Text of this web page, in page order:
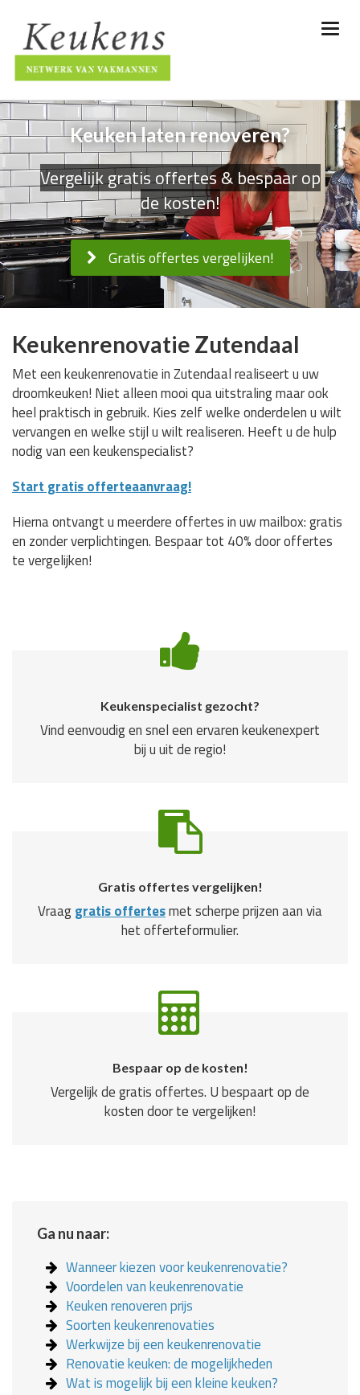
Keuken laten renoveren?
Vergelijk gratis offertes & bespaar op
de kosten!
Gratis offertes vergelijken!
Keukenrenovatie Zutendaal
Met een keukenrenovatie in Zutendaal realiseert u uw
droomkeuken! Niet alleen mooi qua uitstraling maar ook
heel praktisch in gebruik. Kies zelf welke onderdelen u wilt
vervangen en welke stijl u wilt realiseren. Heeft u de hulp
nodig van een keukenspecialist?
Start gratis offerteaanvraag!
Hierna ontvangt u meerdere offertes in uw mailbox: gratis
en zonder verplichtingen. Bespaar tot 40% door offertes
te vergelijken!
Keukenspecialist gezocht?
Vind eenvoudig en snel een ervaren keukenexpert
bij u uit de regio!
Gratis offertes vergelijken!
Vraaggratis offertesmet scherpe prijzen aan via
het offerteformulier.
Bespaar op de kosten!
Vergelijk de gratis offertes. U bespaart op de
kosten door te vergelijken!
Ga nu naar:
Wanneer kiezen voor keukenrenovatie?
Voordelen van keukenrenovatie
Keuken renoveren prijs
Soorten keukenrenovaties
Werkwijze bij een keukenrenovatie
Renovatie keuken: de mogelijkheden
Wat is mogelijk bij een kleine keuken?